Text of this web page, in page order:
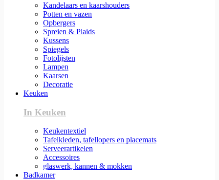
Kandelaars en kaarshouders
Potten en vazen
Opbergers
Spreien & Plaids
Kussens
Spiegels
Fotolijsten
Lampen
Kaarsen
Decoratie
Keuken
In Keuken
Keukentextiel
Tafelkleden, tafellopers en placemats
Serveerartikelen
Accessoires
glaswerk, kannen & mokken
Badkamer